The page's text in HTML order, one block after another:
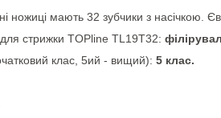
ножиці мають 32 зубчики з насічкою.
стрижки TOPline TL19T32:
клас, 5ий - вищий): 5 клас.